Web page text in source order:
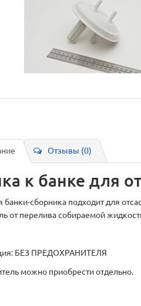
Отзывы (0)
к банке для
сборника подходит для
от перелива собираемой
БЕЗ ПРЕДОХРАНИТЕЛЯ
можно приобрести отдельно.